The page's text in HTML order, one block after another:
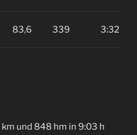
83,6 339 3:32
und 848 hm in 9:03 h